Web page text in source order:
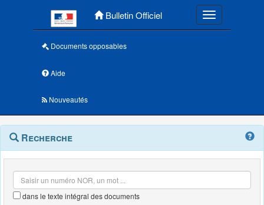
Bulletin Officiel Toggle
Documents opposables
Aide
Nouveautés
Navigation
outils
Menu
contextuel
Recherche
dans le texte intégral des documents